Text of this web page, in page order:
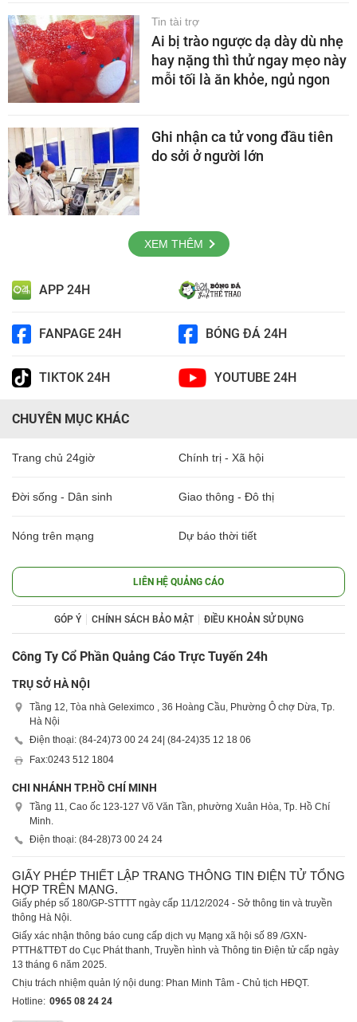
Tin tài trợ
Ai bị trào ngược dạ dày dù nhẹ
hay nặng thì thử ngay mẹo này
mỗi tối là ăn khỏe, ngủ ngon
Ghi nhận ca tử vong đầu tiên
do sởi ở người lớn
XEM THÊM
APP 24H
FANPAGE 24H BÓNG ĐÁ 24H
TIKTOK 24H YOUTUBE 24H
CHUYÊN MỤC KHÁC
Trang chủ 24giờ Chính trị - Xã hội
Đời sống - Dân sinh Giao thông - Đô thị
Nóng trên mạng Dự báo thời tiết
LIÊN HỆ QUẢNG CÁO
GÓP Ý CHÍNH SÁCH BẢO MẬT ĐIỀU KHOẢN SỬ DỤNG
Công Ty Cổ Phần Quảng Cáo Trực Tuyến 24h
TRỤ SỞ HÀ NỘI
Tầng 12, Tòa nhà Geleximco , 36 Hoàng Cầu, Phường Ô chợ Dừa, Tp.
Hà Nội
Điện thoại: (84-24)73 00 24 24| (84-24)35 12 18 06
Fax:0243 512 1804
CHI NHÁNH TP.HỒ CHÍ MINH
Tầng 11, Cao ốc 123-127 Võ Văn Tần, phường Xuân Hòa, Tp. Hồ Chí
Minh.
Điện thoại: (84-28)73 00 24 24
GIẤY PHÉP THIẾT LẬP TRANG THÔNG TIN ĐIỆN TỬ TỔNG
HỢP TRÊN MẠNG.
Giấy phép số 180/GP-STTTT ngày cấp 11/12/2024 - Sở thông tin và truyền
thông Hà Nội.
Giấy xác nhận thông báo cung cấp dịch vụ Mạng xã hội số 89 /GXN-
PTTH&TTĐT do Cục Phát thanh, Truyền hình và Thông tin Điện tử cấp ngày
13 tháng 6 năm 2025.
Chịu trách nhiệm quản lý nội dung: Phan Minh Tâm - Chủ tịch HĐQT.
Hotline: 0965 08 24 24